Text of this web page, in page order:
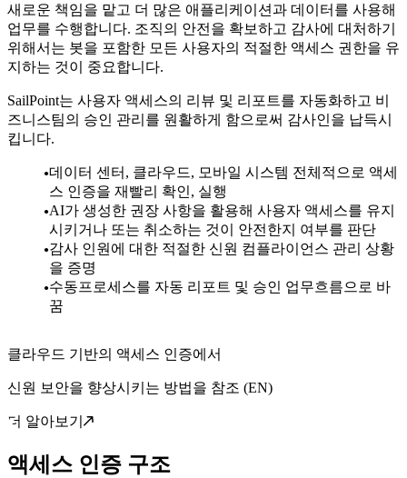
새로운 책임을 맡고 더 많은 애플리케이션과 데이터를 사용해
업무를 수행합니다. 조직의 안전을 확보하고 감사에 대처하기
위해서는 봇을 포함한 모든 사용자의 적절한 액세스 권한을 유
지하는 것이 중요합니다.
SailPoint는 사용자 액세스의 리뷰 및 리포트를 자동화하고 비
즈니스팀의 승인 관리를 원활하게 함으로써 감사인을 납득시
킵니다.
데이터 센터, 클라우드, 모바일 시스템 전체적으로 액세
스 인증을 재빨리 확인, 실행
AI가 생성한 권장 사항을 활용해 사용자 액세스를 유지
시키거나 또는 취소하는 것이 안전한지 여부를 판단
감사 인원에 대한 적절한 신원 컴플라이언스 관리 상황
을 증명
수동프로세스를 자동 리포트 및 승인 업무흐름으로 바
꿈
클라우드 기반의 액세스 인증에서
신원 보안을 향상시키는 방법을 참조 (EN)
더 알아보기
액세스 인증 구조